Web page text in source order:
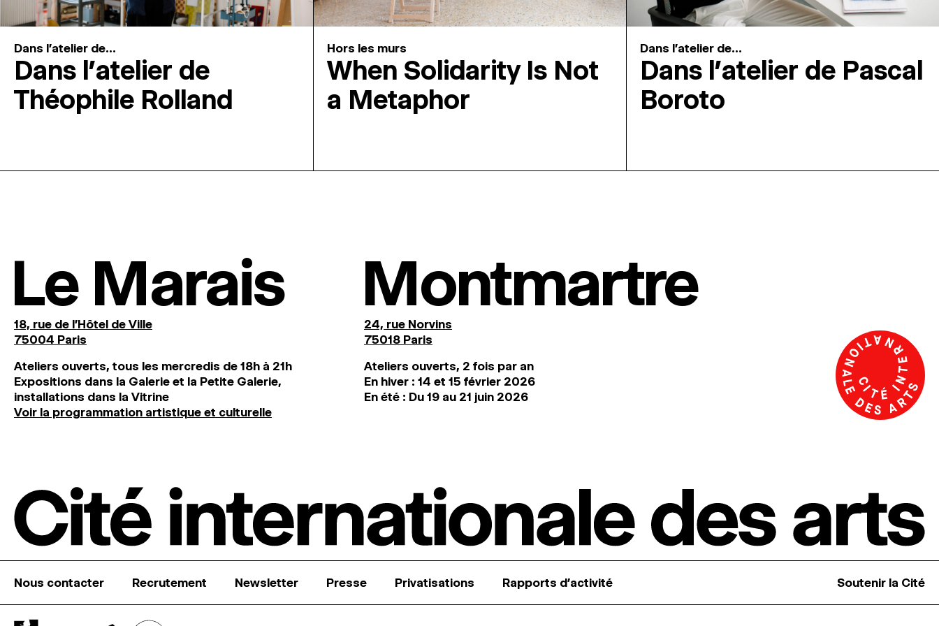
Dans l'atelier de...
Dans l’atelier de
Théophile Rolland
Hors les murs
When Solidarity Is Not
a Metaphor
Dans l'atelier de...
Dans l’atelier de Pascal
Boroto
Le Marais
18, rue de l'Hôtel de Ville
75004 Paris
Ateliers ouverts, tous les mercredis de 18h à 21h
Expositions dans la Galerie et la Petite Galerie,
installations dans la Vitrine
Voir la programmation artistique et culturelle
Montmartre
24, rue Norvins
75018 Paris
Ateliers ouverts, 2 fois par an
En hiver : 14 et 15 février 2026
En été : Du 19 au 21 juin 2026
Nous contacter Recrutement Newsletter Presse Privatisations Rapports d’activité Soutenir la Cité